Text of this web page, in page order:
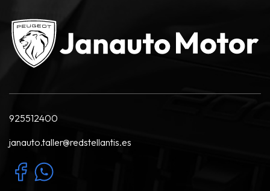
925512400
janauto.taller@redstellantis.es